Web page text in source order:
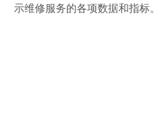
示维修服务的各项数据和指标。